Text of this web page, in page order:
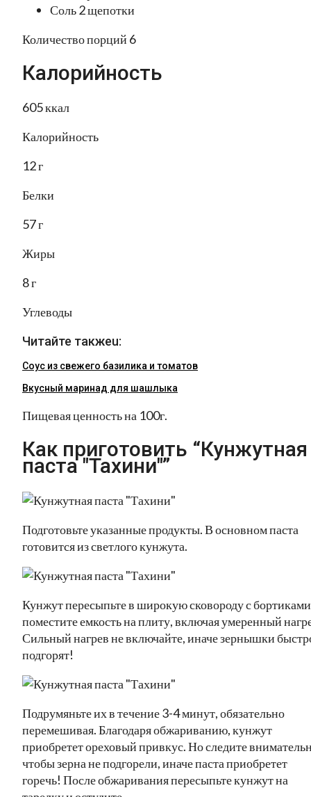
Соль 2 щепотки
Количество порций 6
Калорийность
605 ккал
Калорийность
12 г
Белки
57 г
Жиры
8 г
Углеводы
Читайте такжеu:
Соус из свежего базилика и томатов
Вкусный маринад для шашлыка
Пищевая ценность на 100г.
Как приготовить “Кунжутная
паста "Тахини"”
Подготовьте указанные продукты. В основном паста
готовится из светлого кунжута.
Кунжут пересыпьте в широкую сковороду с
поместите емкость на плиту, включая умеренный
Сильный нагрев не включайте, иначе зернышки
подгорят!
Подрумяньте их в течение 3-4 минут, обязательно
перемешивая. Благодаря обжариванию, кунжут
приобретет ореховый привкус. Но следите
чтобы зерна не подгорели, иначе паста приобретет
горечь! После обжаривания пересыпьте кунжут на